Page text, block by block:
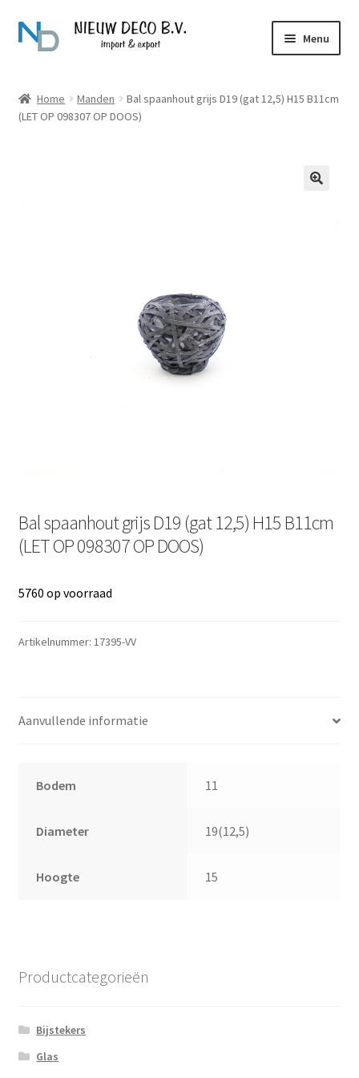
Ga
door
navigatie
Ga
naar
inhoud
Menu
Producten
Home Manden
Bal spaanhout grijs D19 (gat 12,5) H15 B11cm
(LET OP 098307 OP DOOS)
Bal spaanhout grijs D19 (gat 12,5) H15 B11cm
(LET OP 098307 OP DOOS)
5760 op voorraad
Artikelnummer: 17395-VV
Aanvullende informatie
Bodem 11
Diameter 19(12,5)
Hoogte 15
Productcategorieën
Bijstekers
Glas